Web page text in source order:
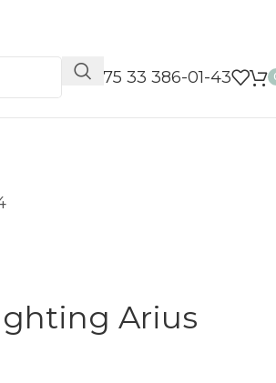
📞 +375 33 386-01-43
Arius